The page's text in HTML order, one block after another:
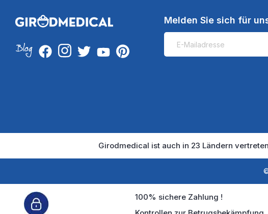
Melden Sie sich für
Girodmedical ist auch in 23 Ländern vertreten
100% sichere Zahlung !